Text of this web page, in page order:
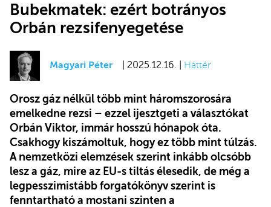
Bubekmatek: ezért botrányos
Orbán rezsifenyegetése
Magyari Péter | 2025.12.16. | Háttér
Orosz gáz nélkül több mint háromszorosára
emelkedne rezsi – ezzel ijesztgeti a választókat
Orbán Viktor, immár hosszú hónapok óta.
Csakhogy kiszámoltuk, hogy ez több mint túlzás.
A nemzetközi elemzések szerint inkább olcsóbb
lesz a gáz, mire az EU-s tiltás élesedik, de még a
legpesszimistább forgatókönyv szerint is
fenntartható a mostani szinten a